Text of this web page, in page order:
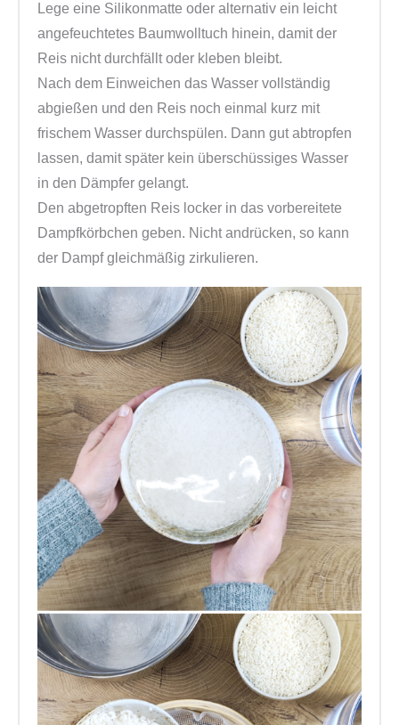
Lege eine Silikonmatte oder alternativ ein leicht
angefeuchtetes Baumwolltuch hinein, damit der
Reis nicht durchfällt oder kleben bleibt.
Nach dem Einweichen das Wasser vollständig
abgießen und den Reis noch einmal kurz mit
frischem Wasser durchspülen. Dann gut abtropfen
lassen, damit später kein überschüssiges Wasser
in den Dämpfer gelangt.
Den abgetropften Reis locker in das vorbereitete
Dampfkörbchen geben. Nicht andrücken, so kann
der Dampf gleichmäßig zirkulieren.